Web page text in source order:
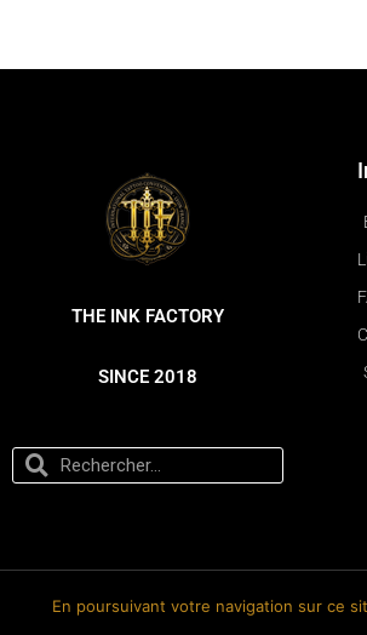
THE INK FACTORY
SINCE 2018
En poursuivant votre navigation sur ce